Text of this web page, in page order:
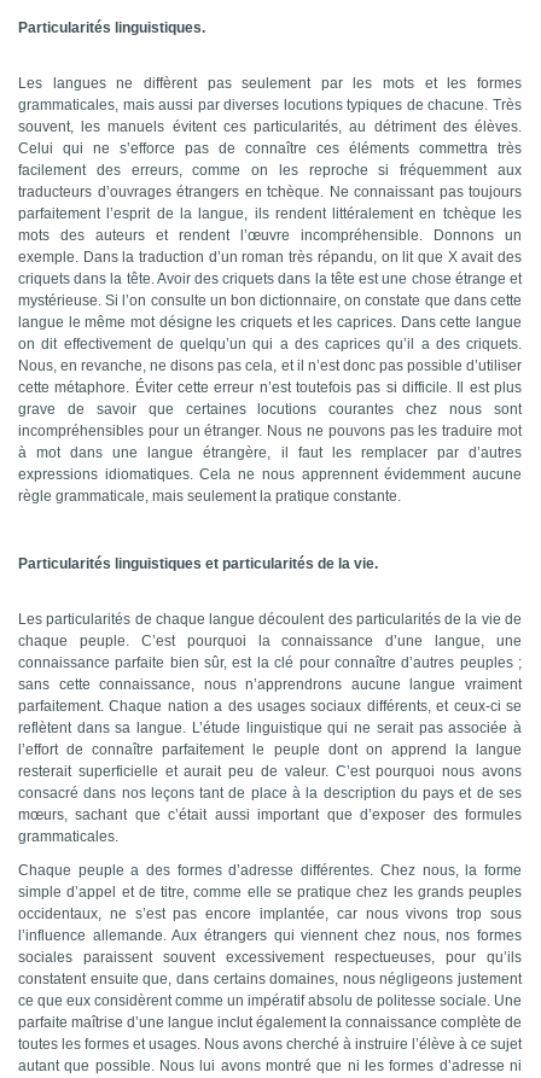
Particularités linguistiques.
Les langues ne diffèrent pas seulement par les mots et les formes
grammaticales, mais aussi par diverses locutions typiques de chacune. Très
souvent, les manuels évitent ces particularités, au détriment des élèves.
Celui qui ne s’efforce pas de connaître ces éléments commettra très
facilement des erreurs, comme on les reproche si fréquemment aux
traducteurs d’ouvrages étrangers en tchèque. Ne connaissant pas toujours
parfaitement l’esprit de la langue, ils rendent littéralement en tchèque les
mots des auteurs et rendent l’œuvre incompréhensible. Donnons un
exemple. Dans la traduction d’un roman très répandu, on lit que X avait des
criquets dans la tête. Avoir des criquets dans la tête est une chose étrange et
mystérieuse. Si l’on consulte un bon dictionnaire, on constate que dans cette
langue le même mot désigne les criquets et les caprices. Dans cette langue
on dit effectivement de quelqu’un qui a des caprices qu’il a des criquets.
Nous, en revanche, ne disons pas cela, et il n’est donc pas possible d’utiliser
cette métaphore. Éviter cette erreur n’est toutefois pas si difficile. Il est plus
grave de savoir que certaines locutions courantes chez nous sont
incompréhensibles pour un étranger. Nous ne pouvons pas les traduire mot
à mot dans une langue étrangère, il faut les remplacer par d’autres
expressions idiomatiques. Cela ne nous apprennent évidemment aucune
règle grammaticale, mais seulement la pratique constante.
Particularités linguistiques et particularités de la vie.
Les particularités de chaque langue découlent des particularités de la vie de
chaque peuple. C’est pourquoi la connaissance d’une langue, une
connaissance parfaite bien sûr, est la clé pour connaître d’autres peuples ;
sans cette connaissance, nous n’apprendrons aucune langue vraiment
parfaitement. Chaque nation a des usages sociaux différents, et ceux-ci se
reflètent dans sa langue. L’étude linguistique qui ne serait pas associée à
l’effort de connaître parfaitement le peuple dont on apprend la langue
resterait superficielle et aurait peu de valeur. C’est pourquoi nous avons
consacré dans nos leçons tant de place à la description du pays et de ses
mœurs, sachant que c’était aussi important que d’exposer des formules
grammaticales.
Chaque peuple a des formes d’adresse différentes. Chez nous, la forme
simple d’appel et de titre, comme elle se pratique chez les grands peuples
occidentaux, ne s’est pas encore implantée, car nous vivons trop sous
l’influence allemande. Aux étrangers qui viennent chez nous, nos formes
sociales paraissent souvent excessivement respectueuses, pour qu’ils
constatent ensuite que, dans certains domaines, nous négligeons justement
ce que eux considèrent comme un impératif absolu de politesse sociale. Une
parfaite maîtrise d’une langue inclut également la connaissance complète de
toutes les formes et usages. Nous avons cherché à instruire l’élève à ce sujet
autant que possible. Nous lui avons montré que ni les formes d’adresse ni